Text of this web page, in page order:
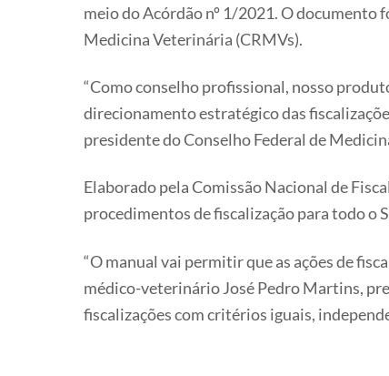
meio do Acórdão nº 1/2021. O documento
Medicina Veterinária (CRMVs).
“Como conselho profissional, nosso
direcionamento estratégico das
presidente do Conselho Federal de
Elaborado pela Comissão Nacional de
procedimentos de fiscalização para todo o
“O manual vai permitir que as ações de
médico-veterinário José Pedro Martins,
fiscalizações com critérios iguais,